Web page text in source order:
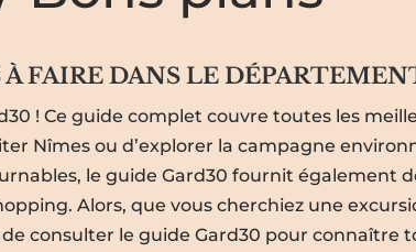
FAIRE DANS LE
! Ce guide complet couvre toutes les
Nîmes ou d’explorer la campagne
le guide Gard30 fournit également
Alors, que vous cherchiez une
consulter le guide Gard30 pour connaître